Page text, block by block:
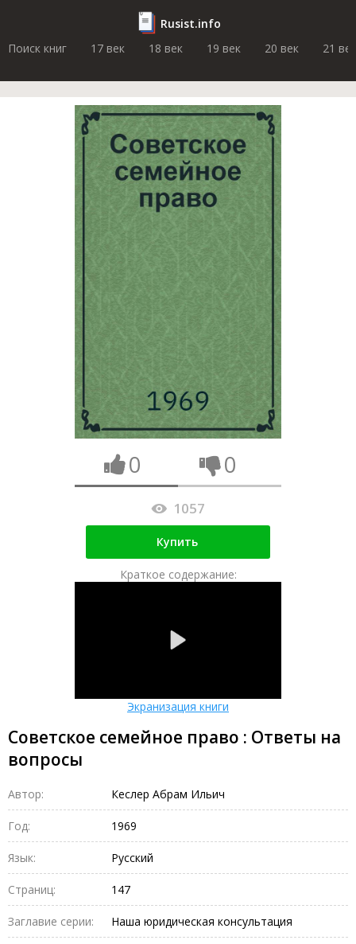
Rusist.info
Поиск книг
17 век 18 век 19 век 20 век 21 век
0 0
1057
Купить
Краткое содержание:
Экранизация книги
Советское семейное право : Ответы на
вопросы
Автор: Кеслер Абрам Ильич
Год: 1969
Язык: Русский
Страниц: 147
Заглавие серии: Наша юридическая консультация